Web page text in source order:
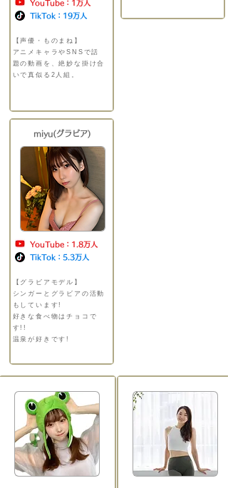
YouTube：1万人
TikTok：19万人
​
【声優・ものまね】
​アニメキャラやSNSで話
題の動画を、絶妙な掛け合
いで真似る2人組。
miyu(グラビア)
YouTube：1.8万人
TikTok：5.3万人
​
【グラビアモデル】
シンガーとグラビアの活動
もしています!
好きな食べ物はチョコで
す!!
​温泉が好きです!